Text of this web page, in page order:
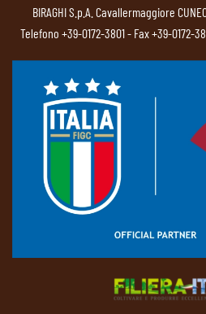
BIRAGHI S.p.A. Cavallermaggiore
Telefono +39-0172-3801- Fax +39-0172-